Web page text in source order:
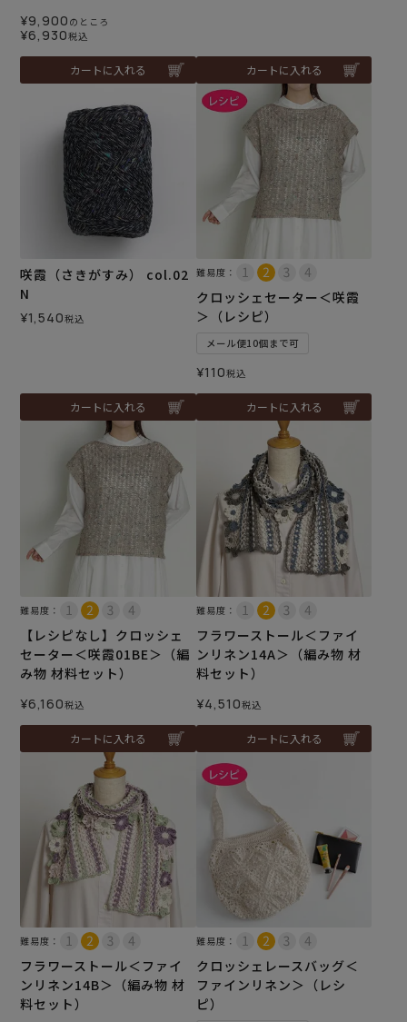
¥9,900 のところ
¥6,930税込
カートに入れる カートに入れる
咲霞（さきがすみ） col.02
N
¥1,540税込
カートに入れる
難易度：
クロッシェセーター＜咲霞
＞（レシピ）
メール便10個まで可
¥110税込
カートに入れる
難易度：
【レシピなし】クロッシェ
セーター＜咲霞01BE＞（編
み物 材料セット）
¥6,160税込
カートに入れる
難易度：
フラワーストール＜ファイ
ンリネン14A＞（編み物 材
料セット）
¥4,510税込
カートに入れる
難易度：
フラワーストール＜ファイ
ンリネン14B＞（編み物 材
料セット）
難易度：
クロッシェレースバッグ＜
ファインリネン＞（レシ
ピ）